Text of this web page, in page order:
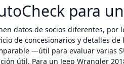
para
datos de socios diferentes,
de concesionarios y detalles
—útil para evaluar varias
útil. Para un Jeep Wrangler